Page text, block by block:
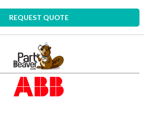
REQUEST QUOTE